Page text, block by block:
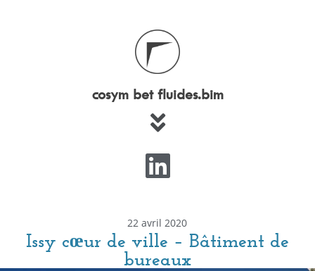
cosym bet fluides.bim
22 avril 2020
Issy cœur de ville – Bâtiment de
bureaux